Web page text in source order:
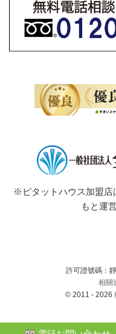
※ピタットハウス加盟店
もと運
許可證號碼：
相關
© 2011 - 2026